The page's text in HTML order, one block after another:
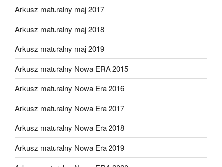
Arkusz maturalny maj 2017
Arkusz maturalny maj 2018
Arkusz maturalny maj 2019
Arkusz maturalny Nowa ERA 2015
Arkusz maturalny Nowa Era 2016
Arkusz maturalny Nowa Era 2017
Arkusz maturalny Nowa Era 2018
Arkusz maturalny Nowa Era 2019